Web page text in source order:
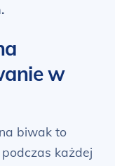
w
biwak to
każdej